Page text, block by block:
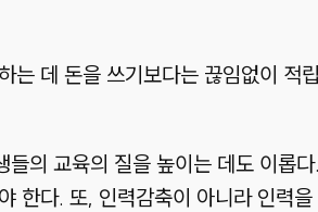
는 데 돈을 쓰기보다는 끊임없이
의 교육의 질을 높이는 데도 이롭
한다. 또, 인력감축이 아니라 인력